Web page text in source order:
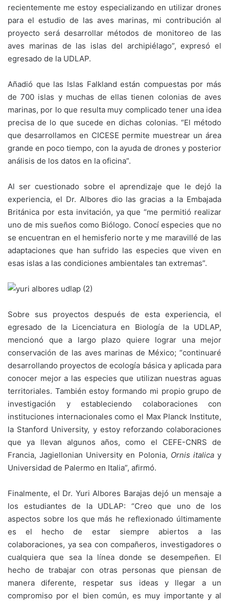
recientemente me estoy especializando en utilizar drones
para el estudio de las aves marinas, mi contribución al
proyecto será desarrollar métodos de monitoreo de las
aves marinas de las islas del archipiélago”, expresó el
egresado de la UDLAP.
Añadió que las Islas Falkland están compuestas por más
de 700 islas y muchas de ellas tienen colonias de aves
marinas, por lo que resulta muy complicado tener una idea
precisa de lo que sucede en dichas colonias. “El método
que desarrollamos en CICESE permite muestrear un área
grande en poco tiempo, con la ayuda de drones y posterior
análisis de los datos en la oficina”.
Al ser cuestionado sobre el aprendizaje que le dejó la
experiencia, el Dr. Albores dio las gracias a la Embajada
Británica por esta invitación, ya que “me permitió realizar
uno de mis sueños como Biólogo. Conocí especies que no
se encuentran en el hemisferio norte y me maravillé de las
adaptaciones que han sufrido las especies que viven en
esas islas a las condiciones ambientales tan extremas”.
Sobre sus proyectos después de esta experiencia, el
egresado de la Licenciatura en Biología de la UDLAP,
mencionó que a largo plazo quiere lograr una mejor
conservación de las aves marinas de México; “continuaré
desarrollando proyectos de ecología básica y aplicada para
conocer mejor a las especies que utilizan nuestras aguas
territoriales. También estoy formando mi propio grupo de
investigación y estableciendo colaboraciones con
instituciones internacionales como el Max Planck Institute,
la Stanford University, y estoy reforzando colaboraciones
que ya llevan algunos años, como el CEFE-CNRS de
Francia, Jagiellonian University en Polonia, Ornis italicay
Universidad de Palermo en Italia”, afirmó.
Finalmente, el Dr. Yuri Albores Barajas dejó un mensaje a
los estudiantes de la UDLAP: “Creo que uno de los
aspectos sobre los que más he reflexionado últimamente
es el hecho de estar siempre abiertos a las
colaboraciones, ya sea con compañeros, investigadores o
cualquiera que sea la línea donde se desempeñen. El
hecho de trabajar con otras personas que piensan de
manera diferente, respetar sus ideas y llegar a un
compromiso por el bien común, es muy importante y al